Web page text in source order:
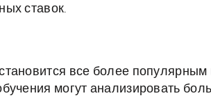
ставок.
все более
могут анализировать